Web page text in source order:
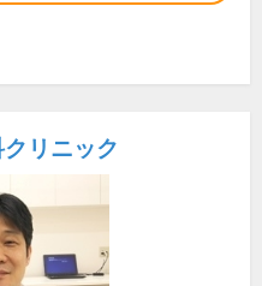
リニック